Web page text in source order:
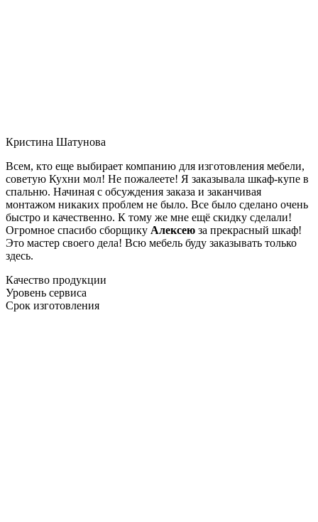
Кристина Шатунова
Всем, кто еще выбирает компанию для изготовления мебели,
советую Кухни мол! Не пожалеете! Я заказывала шкаф-купе в
спальню. Начиная с обсуждения заказа и заканчивая
монтажом никаких проблем не было. Все было сделано очень
быстро и качественно. К тому же мне ещё скидку сделали!
Огромное спасибо сборщику Алексею за прекрасный шкаф!
Это мастер своего дела! Всю мебель буду заказывать только
здесь.
Качество продукции
Уровень сервиса
Срок изготовления